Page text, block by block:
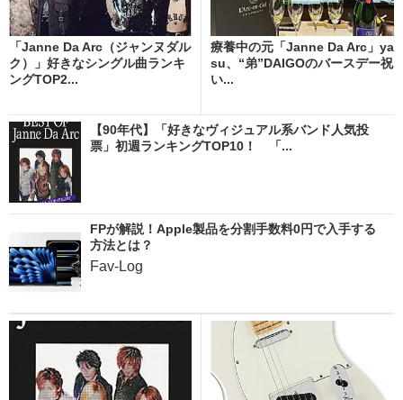
「Janne Da Arc（ジャンヌダル
ク）」好きなシングル曲ランキ
ングTOP2...
療養中の元「Janne Da Arc」ya
su、“弟”DAIGOのバースデー祝
い...
【90年代】「好きなヴィジュアル系バンド人気投
票」初週ランキングTOP10！ 「...
FPが解説！Apple製品を分割手数料0円で入手する
方法とは？
Fav-Log